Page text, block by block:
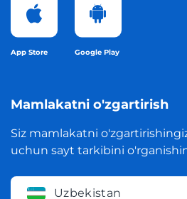
App Store Google Play
Mamlakatni o'zgartirish
Siz mamlakatni
uchun sayt tarkibini
Uzbekistan